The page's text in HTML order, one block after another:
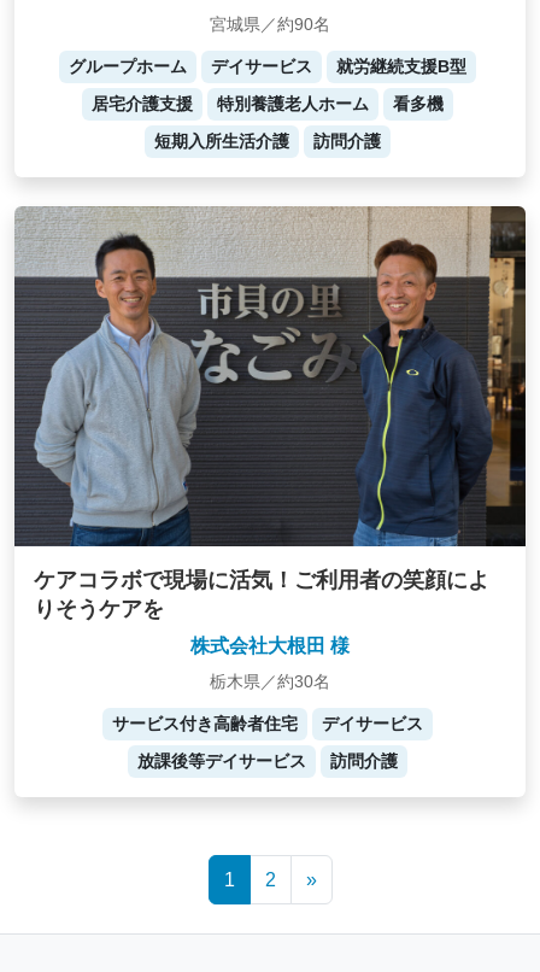
宮城県／約90名
グループホーム デイサービス
就労継続支援B型
居宅介護支援
特別養護老人ホーム
看多機
短期入所生活介護
訪問介護
ケアコラボで現場に活気！ご利用者の笑顔によ
りそうケアを
株式会社大根田 様
栃木県／約30名
サービス付き高齢者住宅
デイサービス
放課後等デイサービス
訪問介護
1 2 »